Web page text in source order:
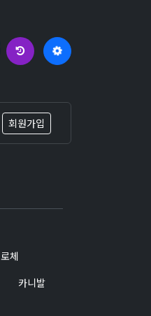
회원가입
로체
카니발